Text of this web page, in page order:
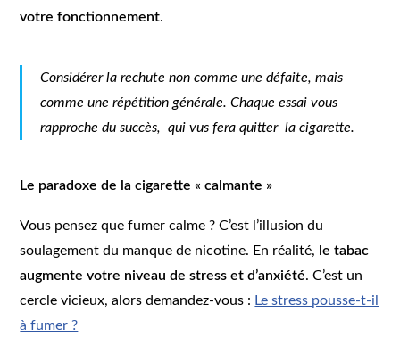
votre fonctionnement.
Considérer la rechute non comme une défaite, mais
comme une répétition générale. Chaque essai vous
rapproche du succès, qui vus fera quitter la cigarette.
Le paradoxe de la cigarette « calmante »
Vous pensez que fumer calme ? C’est l’illusion du
soulagement du manque de nicotine. En réalité, le tabac
augmente votre niveau de stress et d’anxiété. C’est un
cercle vicieux, alors demandez-vous : Le stress pousse-t-il
à fumer ?